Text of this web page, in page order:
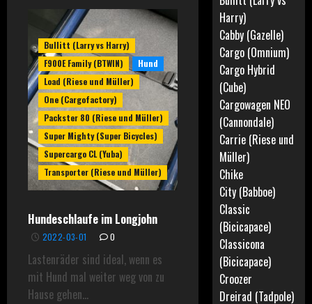
Bullitt (Larry vs Harry)
F900E Family (BTWIN)
Hund
Load (Riese und Müller)
One (Cargofactory)
Packster 80 (Riese und Müller)
Super Mighty (Super Bicycles)
Supercargo CL (Yuba)
Transporter (Riese und Müller)
Hundeschlaufe im Longjohn
2022-03-01 0
Lastenräder sind ideal, wenn es
mit Hund mal weiter weg von zu
Hause gehen...
Harry)
Cabby (Gazelle)
Cargo (Omnium)
Cargo Hybrid
(Cube)
Cargowagen NEO
(Cannondale)
Carrie (Riese und
Müller)
Chike
City (Babboe)
Classic
(Bicicapace)
Classicona
(Bicicapace)
Croozer
Dreirad (Tadpole)